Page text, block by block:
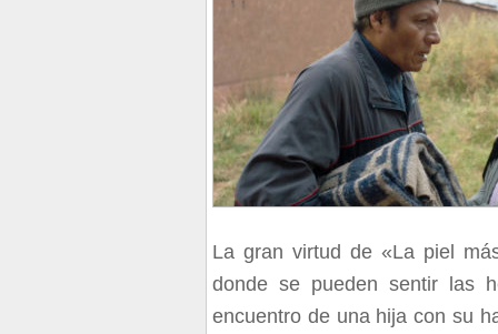
La gran virtud de «La piel
donde se pueden sentir las
encuentro de una hija con su